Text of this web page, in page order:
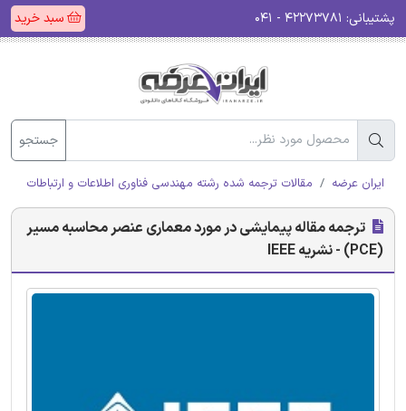
پشتیبانی: سبد خرید
جستجو
ایران عرضه مقالات ترجمه شده رشته مهندسی فناوری اطلاعات و ارتباطات (ICT)
ترجمه مقاله پیمایشی در مورد معماری عنصر محاسبه مسیر
(PCE) - نشریه IEEE